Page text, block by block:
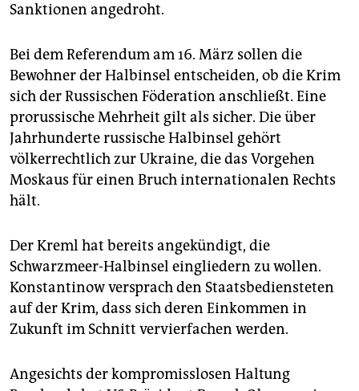
Sanktionen angedroht.
Bei dem Referendum am 16. März sollen die
Bewohner der Halbinsel entscheiden, ob die Krim
sich der Russischen Föderation anschließt. Eine
prorussische Mehrheit gilt als sicher. Die über
Jahrhunderte russische Halbinsel gehört
völkerrechtlich zur Ukraine, die das Vorgehen
Moskaus für einen Bruch internationalen Rechts
hält.
Der Kreml hat bereits angekündigt, die
Schwarzmeer-Halbinsel eingliedern zu wollen.
Konstantinow versprach den Staatsbediensteten
auf der Krim, dass sich deren Einkommen in
Zukunft im Schnitt vervierfachen werden.
Angesichts der kompromisslosen Haltung